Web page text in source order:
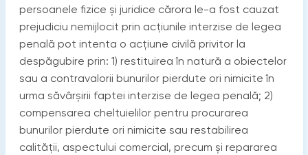
persoanele fizice și juridice cărora le-a fost cauzat
prejudiciu nemijlocit prin acţiunile interzise de legea
penală pot intenta o acţiune civilă privitor la
despăgubire prin: 1) restituirea în natură a obiectelor
sau a contravalorii bunurilor pierdute ori nimicite în
urma săvârșirii faptei interzise de legea penală; 2)
compensarea cheltuielilor pentru procurarea
bunurilor pierdute ori nimicite sau restabilirea
calității, aspectului comercial, precum și repararea